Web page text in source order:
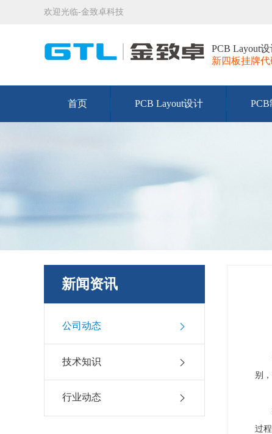
欢迎光临-金致卓科技
PCB Layout
新四板挂牌代
首页 PCB Layout设计 PCB
别
过
新闻资讯
公司动态
技术知识
行业动态